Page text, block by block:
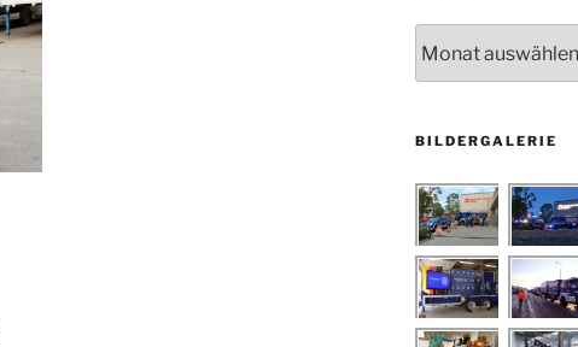
BILDERGALERIE